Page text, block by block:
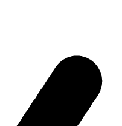
официальный старт
«ГАЗель Next»,
автозавода, передан